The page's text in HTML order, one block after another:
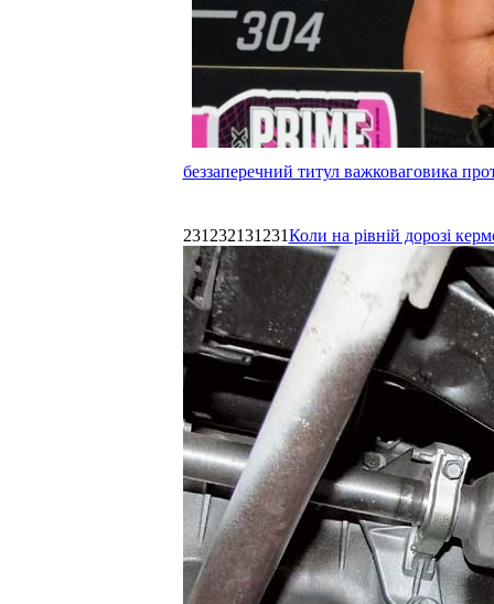
беззаперечний титул важковаговика
231232131231Коли на рівній дорозі